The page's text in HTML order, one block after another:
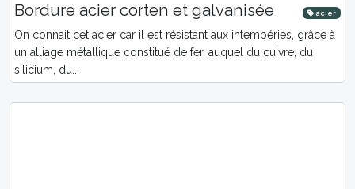
Bordure acier corten et galvanisée acier
On connait cet acier car il est résistant aux intempéries, grâce à
un alliage métallique constitué de fer, auquel du cuivre, du
silicium, du...